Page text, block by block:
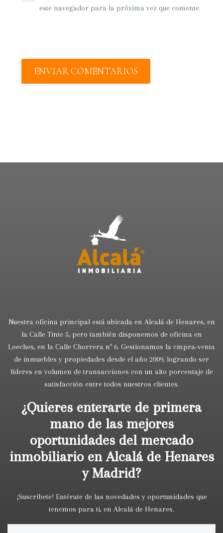
este navegador para la próxima vez que comente.
ENVIAR COMENTARIOS
Nuestra oficina principal está ubicada en Alcalá de Henares, en
la Calle Tinte 5, pero también disponemos de oficina en
Loeches, en la Calle Chorrera nº 6. Gestionamos la cmpra-venta
de inmuebles y propiedades desde el año 2009, logrando ser
líderes en volumen de transacciones con un alto porcentaje de
satisfacción entre todos nuestros clientes.
¿Quieres enterarte de primera
mano de las mejores
oportunidades del mercado
inmobiliario en Alcalá de Henares
y Madrid?
¡Suscríbete! Entérate de las novedades y oportunidades que
tenemos para ti, en Alcalá de Henares.